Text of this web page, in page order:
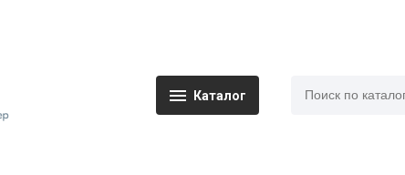
Каталог